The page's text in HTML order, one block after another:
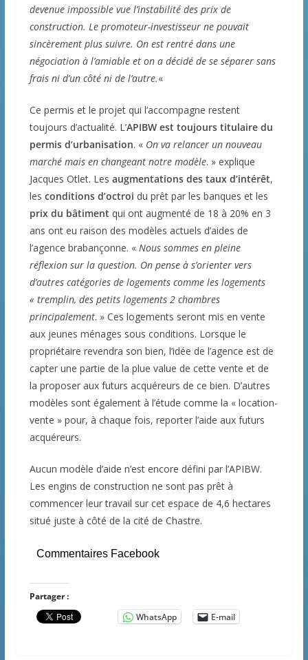
devenue impossible vue l’instabilité des prix de
construction. Le promoteur-investisseur ne pouvait
sincèrement plus suivre. On est rentré dans une
négociation à l’amiable et on a décidé de se séparer sans
frais ni d’un côté ni de l’autre.«
Ce permis et le projet qui l’accompagne restent
toujours d’actualité. L’APIBW est toujours titulaire du
permis d’urbanisation. « On va relancer un nouveau
marché mais en changeant notre modèle. » explique
Jacques Otlet. Les augmentations des taux d’intérêt,
les conditions d’octroi du prêt par les banques et les
prix du bâtiment qui ont augmenté de 18 à 20% en 3
ans ont eu raison des modèles actuels d’aides de
l’agence brabançonne. « Nous sommes en pleine
réflexion sur la question. On pense à s’orienter vers
d’autres catégories de logements comme les logements
« tremplin, des petits logements 2 chambres
principalement. » Ces logements seront mis en vente
aux jeunes ménages sous conditions. Lorsque le
propriétaire revendra son bien, l’idée de l’agence est de
capter une partie de la plue value de cette vente et de
la proposer aux futurs acquéreurs de ce bien. D’autres
modèles sont également à l’étude comme la « location-
vente » pour, à chaque fois, reporter l’aide aux futurs
acquéreurs.
Aucun modèle d’aide n’est encore défini par l’APIBW.
Les engins de construction ne sont pas prêt à
commencer leur travail sur cet espace de 4,6 hectares
situé juste à côté de la cité de Chastre.
Commentaires Facebook
Partager :
WhatsApp
E-mail